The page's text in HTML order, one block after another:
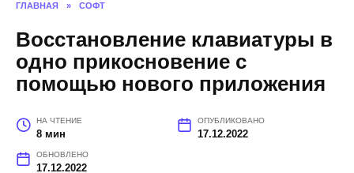
ГЛАВНАЯ » СОФТ
Восстановление клавиатуры в
одно прикосновение с
помощью нового приложения
НА ЧТЕНИЕ
8 мин
ОПУБЛИКОВАНО
17.12.2022
ОБНОВЛЕНО
17.12.2022